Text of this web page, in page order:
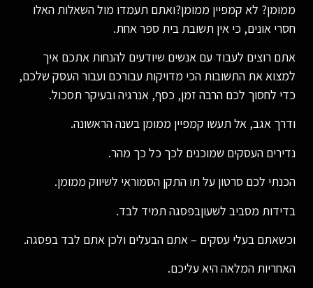
ממומן? לא קמפיין ממומן?ואתם תעמדו מול השאלות האלו
חסרי אונים, כי אין תשובת בית ספר אחת.
אתם רוצים לעבוד עם אנשים שיודעים להנחות אתכם איך
למצוא את התשובות הכי מדויקות עבורכם ועבור העסק שלכם,
כדי לחסוך לכם הרבה זמן, כסף, אנרגיה ובעיקר תסכול.
ודרך אגב, אל תעשו קמפיין ממומן בשנה הראשונה.
נדירים העסקים שמוכנים לכך כל כך מהר.
הכנתי לכם סרטון על תו התקן הסמוראי לשיווק ממומן.
בדידות מסביב לשעוןבפסגה תמיד לבד.
וכשאתם בעלי עסקים – אתם הבעלים ולכן אתם לבד בפסגה.
האחריות המלאה היא עליכם.